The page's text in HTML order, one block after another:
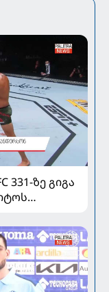
331-ზე გიგა